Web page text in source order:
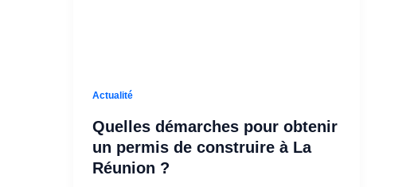
Actualité
Quelles démarches pour obtenir
un permis de construire à La
Réunion ?